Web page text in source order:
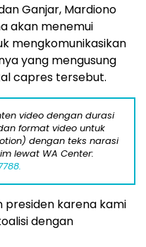
Ganjar, Mardiono
akan menemui
mengkomunikasikan
yang mengusung
capres tersebut.
video dengan durasi
format video untuk
dengan teks narasi
lewat WA Center:
presiden karena kami
dengan